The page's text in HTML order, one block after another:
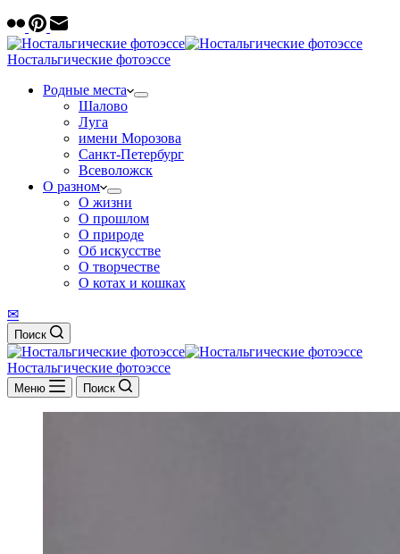
Ностальгические фотоэссе
Родные места
Шалово
Луга
имени Морозова
Санкт-Петербург
Всеволожск
О разном
О жизни
О прошлом
О природе
Об искусстве
О творчестве
О котах и кошках
✉
Поиск
Ностальгические фотоэссе
Меню Поиск